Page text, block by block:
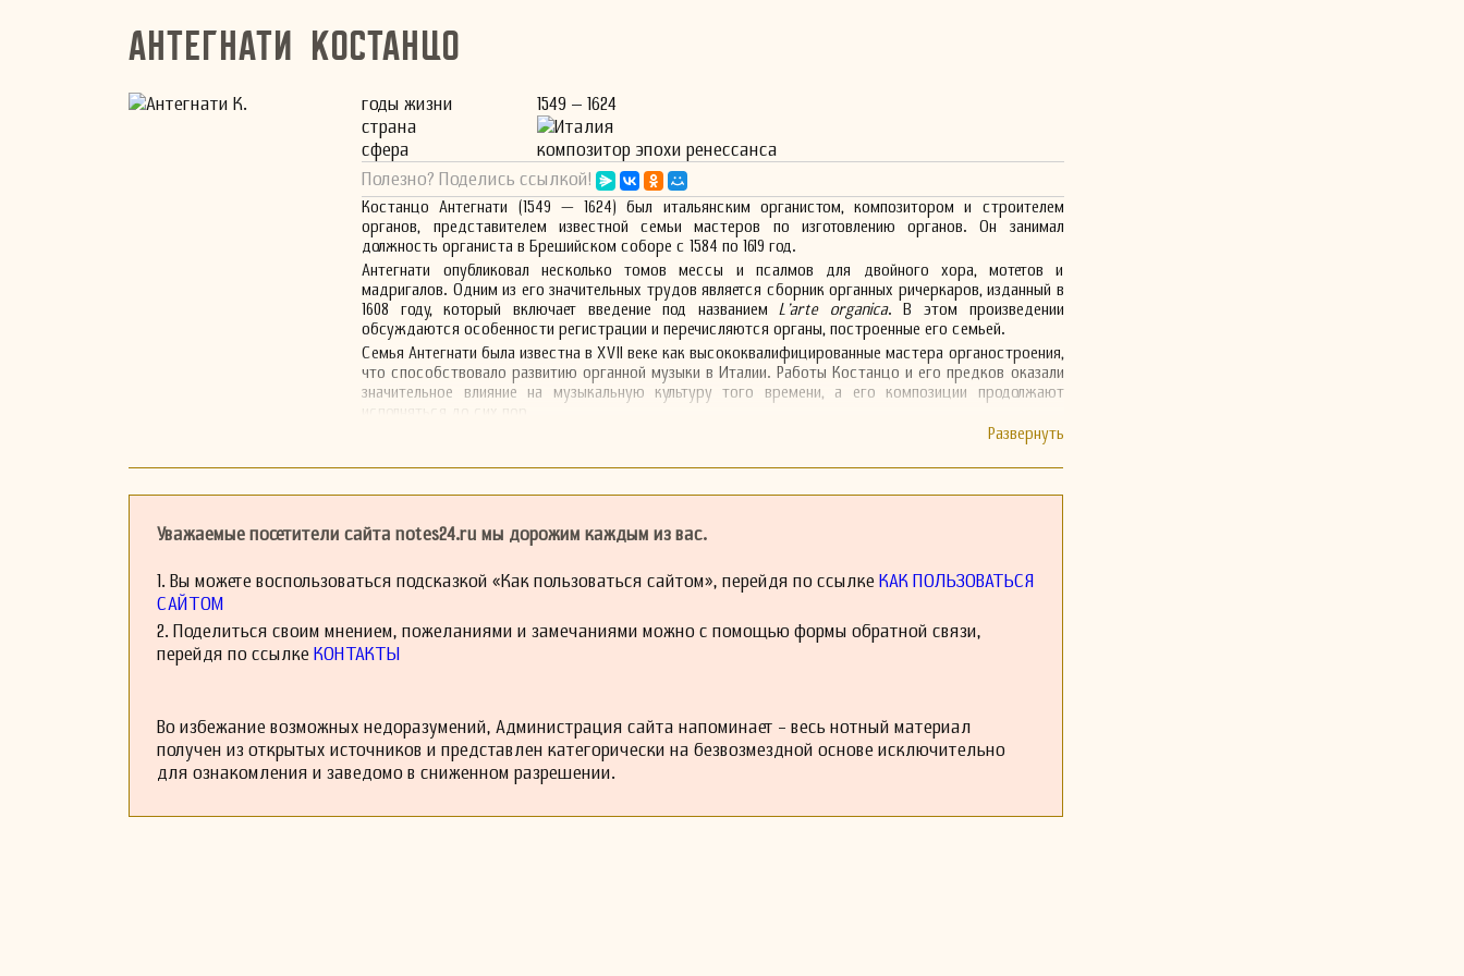
Антегнати Костанцо
годы жизни
1549 – 1624
страна
Италия
сфера
композитор эпохи ренессанса
Полезно? Поделись ссылкой!
Костанцо Антегнати (1549 — 1624) был итальянским органистом, композитором и строителем
органов, представителем известной семьи мастеров по изготовлению органов. Он занимал
должность органиста в Брешийском соборе с 1584 по 1619 год.
Антегнати опубликовал несколько томов мессы и псалмов для двойного хора, мотетов и
мадригалов. Одним из его значительных трудов является сборник органных ричеркаров, изданный в
1608 году, который включает введение под названием L'arte organica. В этом произведении
обсуждаются особенности регистрации и перечисляются органы, построенные его семьей.
Семья Антегнати была известна в XVII веке как высококвалифицированные мастера органостроения,
что способствовало развитию органной музыки в Италии. Работы Костанцо и его предков оказали
значительное влияние на музыкальную культуру того времени, а его композиции продолжают
Уважаемые посетители сайта notes24.ru мы дорожим каждым из вас.
1. Вы можете воспользоваться подсказкой «Как пользоваться сайтом», перейдя по ссылке КАК ПОЛЬЗОВАТЬСЯ
САЙТОМ
2. Поделиться своим мнением, пожеланиями и замечаниями можно с помощью формы обратной связи,
перейдя по ссылке КОНТАКТЫ
Во избежание возможных недоразумений, Администрация сайта напоминает - весь нотный материал
получен из открытых источников и представлен категорически на безвозмездной основе исключительно
для ознакомления и заведомо в сниженном разрешении.